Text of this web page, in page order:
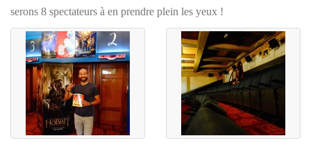
serons 8 spectateurs à en prendre plein les yeux !